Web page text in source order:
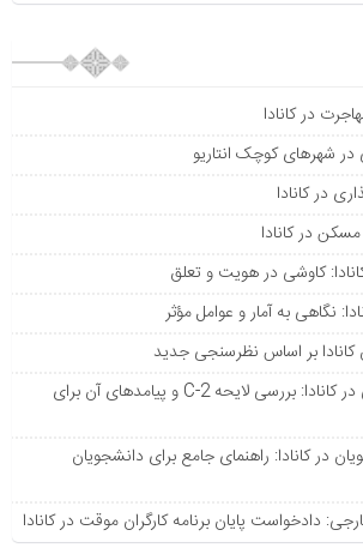
در کانادا
در شهرهای کوچک انتاریو
در کانادا
مسکن در کانادا
کاوشی در هویت و تعلق
نگاهی به آمار و عوامل مؤثر
بر اساس نظرسنجی جدید
محدودیت پناهندگی در کانادا: بررسی لایحه C-2 و پیامدهای آن برای
در کانادا: راهنمای جامع برای دانشجویان
دادخواست پایان برنامه کارگران موقت در کانادا